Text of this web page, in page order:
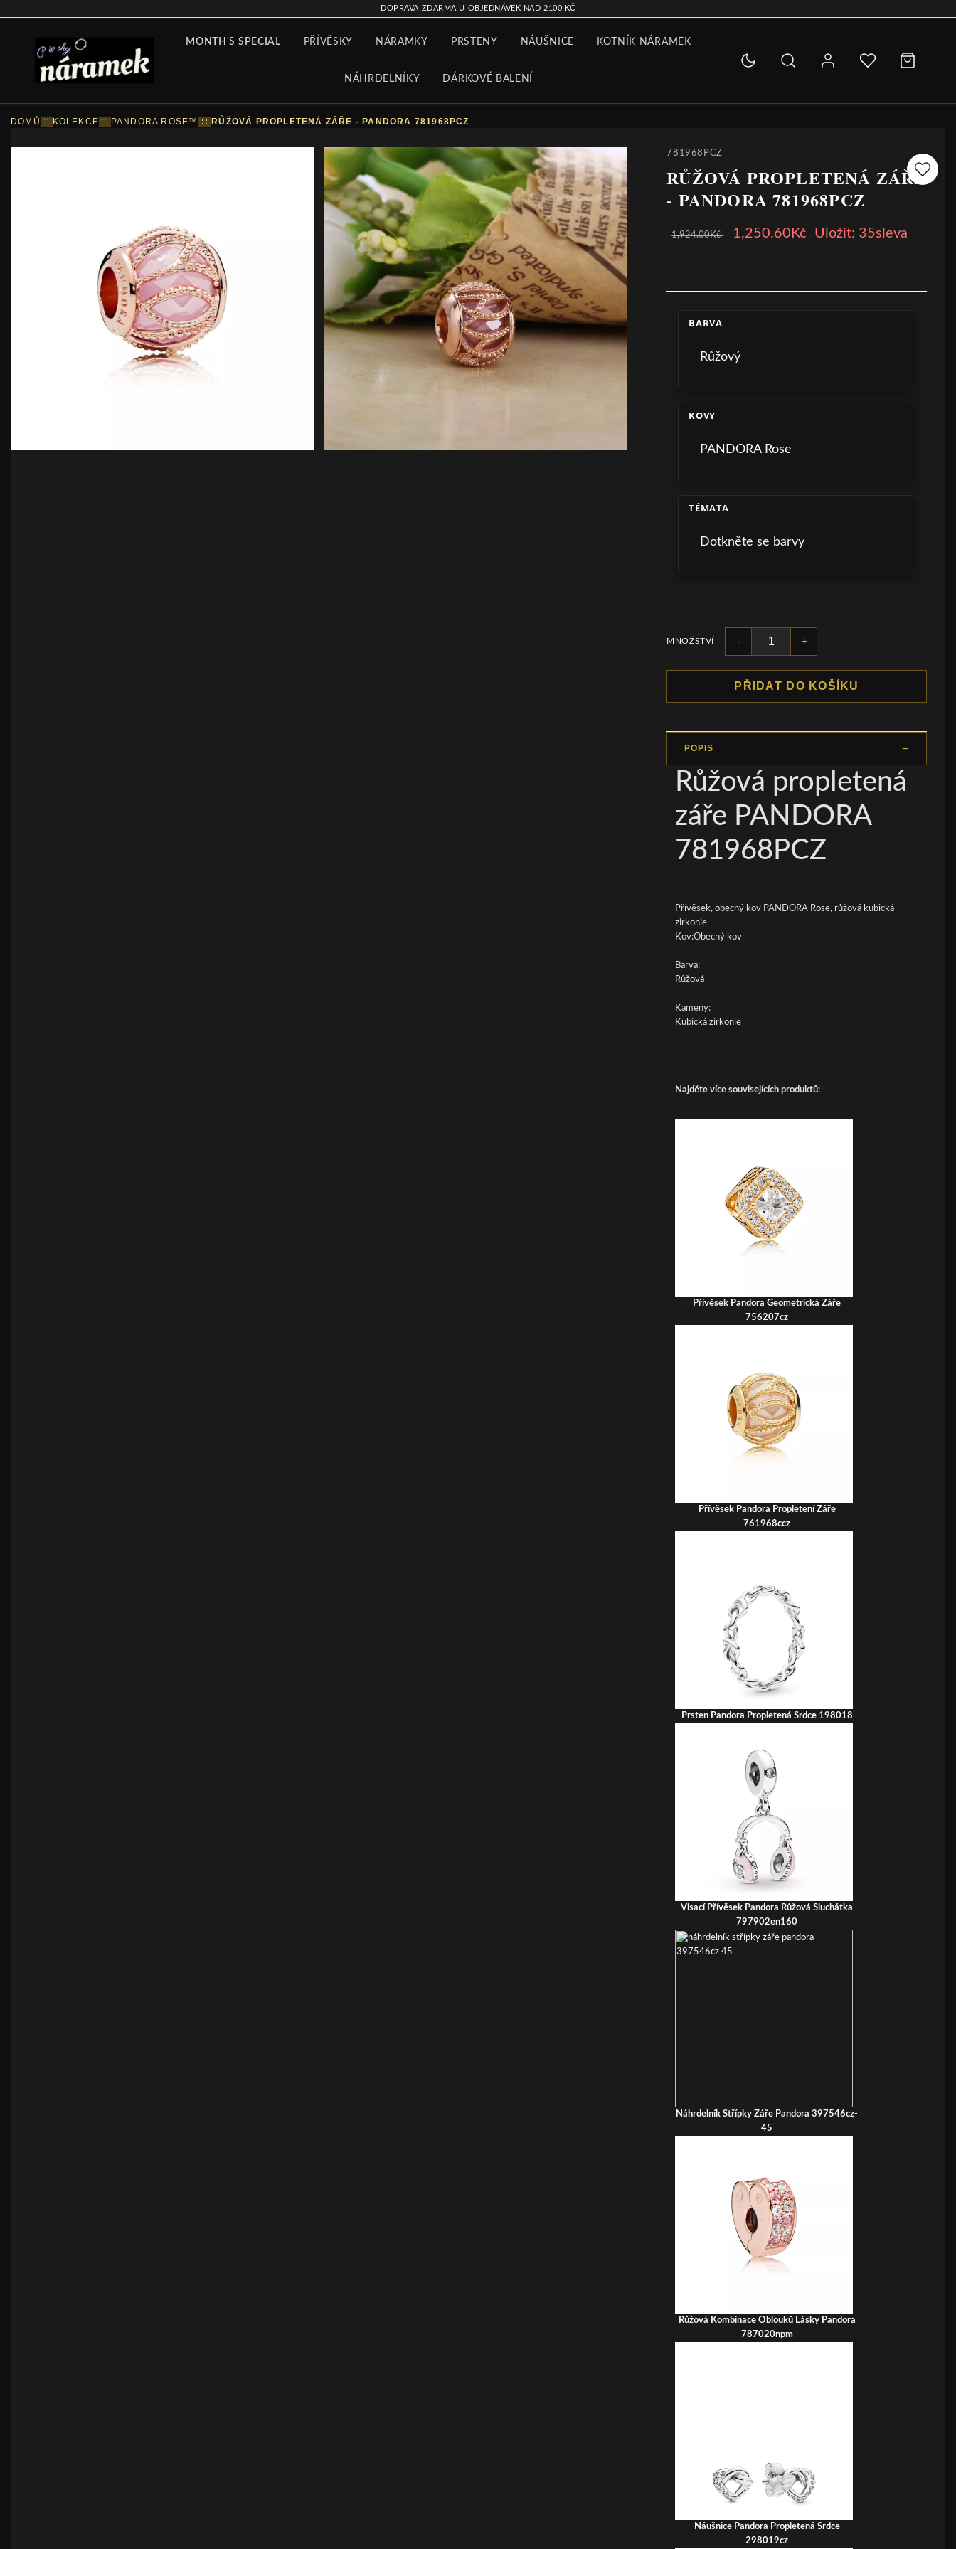
DOPRAVA ZDARMA U OBJEDNÁVEK NAD 2100 KČ
MONTH'S SPECIAL PŘÍVĚSKY NÁRAMKY PRSTENY NÁUŠNICE KOTNÍK NÁRAMEK
NÁHRDELNÍKY DÁRKOVÉ BALENÍ
DOMŮ :: KOLEKCE :: PANDORA ROSE™ :: RŮŽOVÁ PROPLETENÁ ZÁŘE - PANDORA 781968PCZ
781968PCZ
RŮŽOVÁ PROPLETENÁ ZÁŘE
- PANDORA 781968PCZ
1,924.00Kč 1,250.60Kč Uložit: 35sleva
BARVA
Růžový
KOVY
PANDORA Rose
TÉMATA
Dotkněte se barvy
MNOŽSTVÍ - +
PŘIDAT DO KOŠÍKU
POPIS
Růžová propletená
záře PANDORA
781968PCZ
Přívěsek, obecný kov PANDORA Rose, růžová kubická
zirkonie
Kov:Obecný kov
Barva:
Růžová
Kameny:
Kubická zirkonie
Najděte více souvisejících produktů:
Přívěsek Pandora Geometrická Záře
756207cz
Přívěsek Pandora Propletení Záře
761968ccz
Prsten Pandora Propletená Srdce 198018
Visací Přívěsek Pandora Růžová Sluchátka
797902en160
Náhrdelník Střípky Záře Pandora 397546cz-
45
Růžová Kombinace Oblouků Lásky Pandora
787020npm
Náušnice Pandora Propletená Srdce
298019cz